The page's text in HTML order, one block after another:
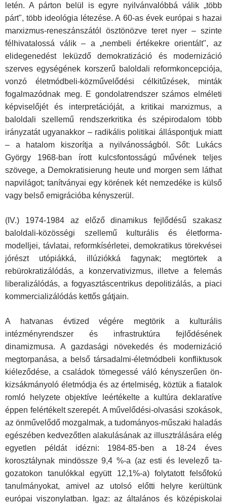
letén. A párton belül is egyre nyilvánvalóbbá válik „több
párt", több ideológia létezése. A 60-as évek európai s hazai
marxizmus-re­neszánszától ösztönözve teret nyer – szinte
félhivatalossá válik – a „nembeli értékekre orientált", az
elidegenedést leküzdő demokratizáció és modernizáció
szerves egységének korszerű baloldali re­formkoncepciója,
vonzó életmódbeli-közművelődési célkitűzések, minták
fogalmazódnak meg. E gondolatrendszer számos elméleti
képviselőjét és interpretációját, a kritikai marxizmus, a
baloldali szellemű rendszerkritika és szépirodalom több
irányzatát ugyan­akkor – radikális politikai álláspontjuk miatt
– a hatalom kiszorítja a nyilvánosságból. Sőt: Lukács
György 1968-ban írott kulcsfontos­ságú művének teljes
szövege, a Demokratisierung heute und morgen sem láthat
napvilágot; tanítványai egy körének két nemzedéke is külső
vagy belső emigrációba kényszerül.
(IV.) 1974-1984 az előző dinamikus fejlődésű szakasz
baloldali-közösségi szellemű kulturális és életforma-
modelljei, távlatai, re­formkísérletei, demokratikus törekvései
jórészt utópiákká, illúzi­ókká fagynak; megtörtek a
rebürokratizálódás, a konzervativiz­mus, illetve a felemás
liberalizálódás, a fogyasztáscentrikus depolitizálás, a piaci
kommercializálódás kettős gátjain.
A hatvanas évtized végére megtörik a kulturális
intézményrend­szer és infrastruktúra fejlődésének
dinamizmusa. A gazdasági növe­kedés és modernizáció
megtorpanása, a belső társadalmi-életmódbeli konfliktusok
kiéleződése, a családok tömegessé váló kényszerűen ön­
kizsákmányoló életmódja és az értelmiség, köztük a fiatalok
romló helyzete objektíve leértékelte a kultúra deklaratíve
éppen felértékelt szerepét. A művelődési-olvasási szokások,
az önművelődő mozgalmak, a tudományos-műszaki haladás
egészében kedvezőtlen alakulásá­nak az illusztrálására elég
egyetlen példát idézni: 1984-85-ben a 18-24 éves
korosztálynak mindössze 9,4 %-a (az esti és levelező ta­
gozatokon tanulókkal együtt 12,1%-a) folytatott felsőfokú
tanul­mányokat, amivel az utolsó előtti helyre kerültünk
európai viszonylat­ban. Igaz: az általános és középiskolai